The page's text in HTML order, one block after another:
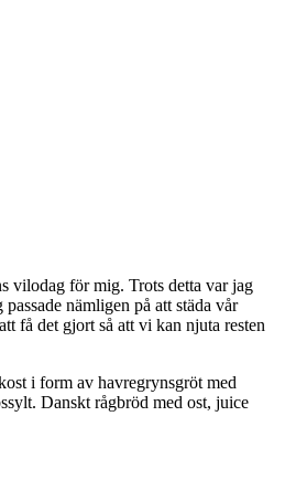
vilodag för mig. Trots detta var jag
nämligen på att städa vår
få det gjort så att vi kan njuta resten
i form av havregrynsgröt med
Danskt rågbröd med ost, juice